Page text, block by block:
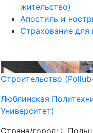
жительство)
Апостиль и
Страхование для
Строительство
Люблинская
Университет)
Страна/город: :